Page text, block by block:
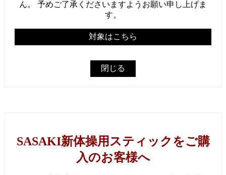
ん。 予めご了承くださいますようお願い申し上げま
す。
対象はこちら
閉じる
SASAKI新体操用スティックをご購
入のお客様へ